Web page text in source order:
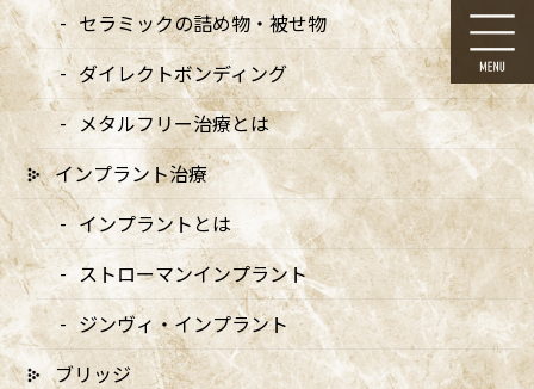
コ
ン
テ
ン
ツ
に
移
動
ナ
ビ
ゲ
ー
シ
ョ
ン
に
移
動 メディア
HOME メディア MVF_pc-05
セラミックの詰め物・被せ物
ダイレクトボンディング
メタルフリー治療とは
インプラント治療
インプラントとは
ストローマンインプラント
ジンヴィ・インプラント
ブリッジ